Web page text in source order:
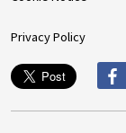
Privacy Policy